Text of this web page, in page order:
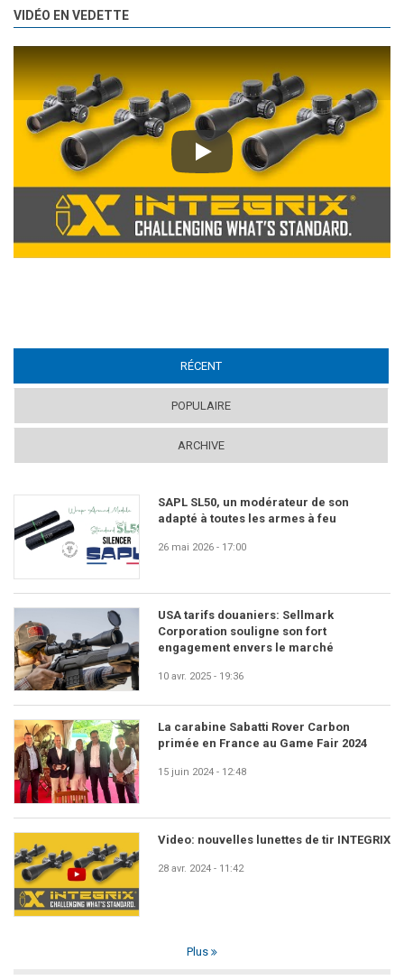
VIDÉO EN VEDETTE
Play
RÉCENT
POPULAIRE
ARCHIVE
SAPL SL50, un modérateur de son
adapté à toutes les armes à feu
26 mai 2026 - 17:00
USA tarifs douaniers: Sellmark
Corporation souligne son fort
engagement envers le marché
10 avr. 2025 - 19:36
La carabine Sabatti Rover Carbon
primée en France au Game Fair 2024
15 juin 2024 - 12:48
Video: nouvelles lunettes de tir INTEGRIX
28 avr. 2024 - 11:42
Plus